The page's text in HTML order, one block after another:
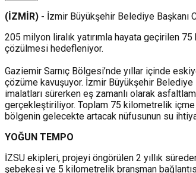
(İZMİR) - İzmir Büyükşehir Belediye Başkanı
205 milyon liralık yatırımla hayata geçirilen
çözülmesi hedefleniyor.
Gaziemir Sarnıç Bölgesi’nde yıllar içinde
çözüme kavuşuyor. İzmir Büyükşehir Belediye
imalatları sürerken eş zamanlı olarak
gerçekleştiriliyor. Toplam 75 kilometrelik içme
bölgenin gelecekte artacak nüfusunun su
YOĞUN TEMPO
İZSU ekipleri, projeyi öngörülen 2 yıllık
şebekesi ve 5 kilometrelik branşman